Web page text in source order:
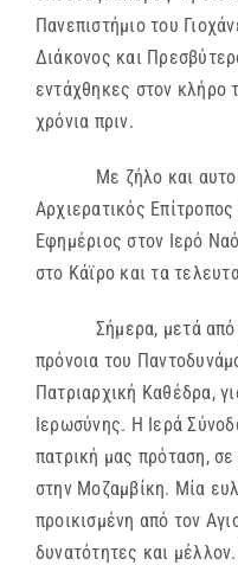
Πανεπιστήμιο του
Διάκονος και
εντάχθηκες στον κλήρο
χρόνια πριν.
Με ζήλο και
Αρχιερατικός
Εφημέριος στον Ιερό
στο Κάϊρο και τα
Σήμερα, μετά από
πρόνοια του
Πατριαρχική Καθέδρα,
Ιερωσύνης. Η Ιερά
πατρική μας πρόταση,
στην Μοζαμβίκη. Μία
προικισμένη από τον
δυνατότητες και